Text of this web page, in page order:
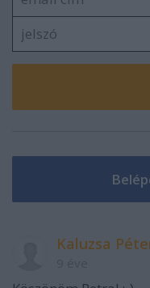
Kaluzsa